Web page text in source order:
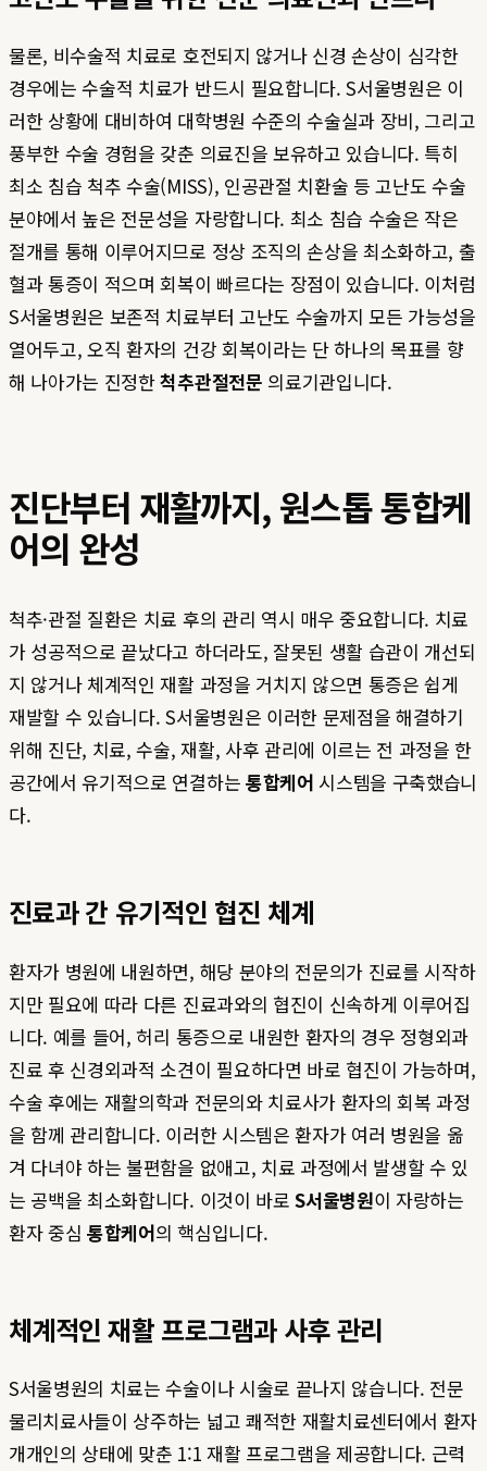
물론, 비수술적 치료로 호전되지 않거나 신경 손상이 심각한
경우에는 수술적 치료가 반드시 필요합니다. S서울병원은 이
러한 상황에 대비하여 대학병원 수준의 수술실과 장비, 그리고
풍부한 수술 경험을 갖춘 의료진을 보유하고 있습니다. 특히
최소 침습 척추 수술(MISS), 인공관절 치환술 등 고난도 수술
분야에서 높은 전문성을 자랑합니다. 최소 침습 수술은 작은
절개를 통해 이루어지므로 정상 조직의 손상을 최소화하고, 출
혈과 통증이 적으며 회복이 빠르다는 장점이 있습니다. 이처럼
S서울병원은 보존적 치료부터 고난도 수술까지 모든 가능성을
열어두고, 오직 환자의 건강 회복이라는 단 하나의 목표를 향
해 나아가는 진정한척추관절전문 의료기관입니다.
진단부터 재활까지, 원스톱 통합케
어의 완성
척추·관절 질환은 치료 후의 관리 역시 매우 중요합니다. 치료
가 성공적으로 끝났다고 하더라도, 잘못된 생활 습관이 개선되
지 않거나 체계적인 재활 과정을 거치지 않으면 통증은 쉽게
재발할 수 있습니다. S서울병원은 이러한 문제점을 해결하기
위해 진단, 치료, 수술, 재활, 사후 관리에 이르는 전 과정을 한
공간에서 유기적으로 연결하는 통합케어 시스템을 구축했습니
다.
진료과 간 유기적인 협진 체계
환자가 병원에 내원하면, 해당 분야의 전문의가 진료를 시작하
지만 필요에 따라 다른 진료과와의 협진이 신속하게 이루어집
니다. 예를 들어, 허리 통증으로 내원한 환자의 경우 정형외과
진료 후 신경외과적 소견이 필요하다면 바로 협진이 가능하며,
수술 후에는 재활의학과 전문의와 치료사가 환자의 회복 과정
을 함께 관리합니다. 이러한 시스템은 환자가 여러 병원을 옮
겨 다녀야 하는 불편함을 없애고, 치료 과정에서 발생할 수 있
는 공백을 최소화합니다. 이것이 바로S서울병원이 자랑하는
환자 중심통합케어의 핵심입니다.
체계적인 재활 프로그램과 사후 관리
S서울병원의 치료는 수술이나 시술로 끝나지 않습니다. 전문
물리치료사들이 상주하는 넓고 쾌적한 재활치료센터에서 환자
개개인의 상태에 맞춘 1:1 재활 프로그램을 제공합니다. 근력